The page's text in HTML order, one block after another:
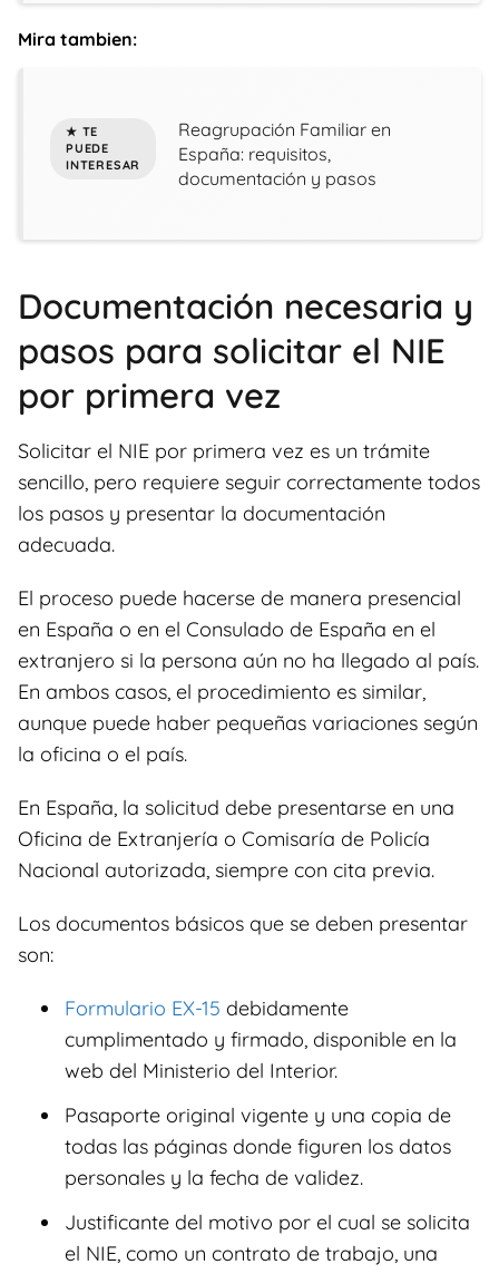
Mira tambien:
Reagrupación Familiar en
España: requisitos,
documentación y pasos
Documentación necesaria y
pasos para solicitar el NIE
por primera vez
Solicitar el NIE por primera vez es un trámite
sencillo, pero requiere seguir correctamente todos
los pasos y presentar la documentación
adecuada.
El proceso puede hacerse de manera presencial
en España o en el Consulado de España en el
extranjero si la persona aún no ha llegado al país.
En ambos casos, el procedimiento es similar,
aunque puede haber pequeñas variaciones según
la oficina o el país.
En España, la solicitud debe presentarse en una
Oficina de Extranjería o Comisaría de Policía
Nacional autorizada, siempre con cita previa.
Los documentos básicos que se deben presentar
son:
Formulario EX-15 debidamente
cumplimentado y firmado, disponible en la
web del Ministerio del Interior.
Pasaporte original vigente y una copia de
todas las páginas donde figuren los datos
personales y la fecha de validez.
Justificante del motivo por el cual se solicita
el NIE, como un contrato de trabajo, una